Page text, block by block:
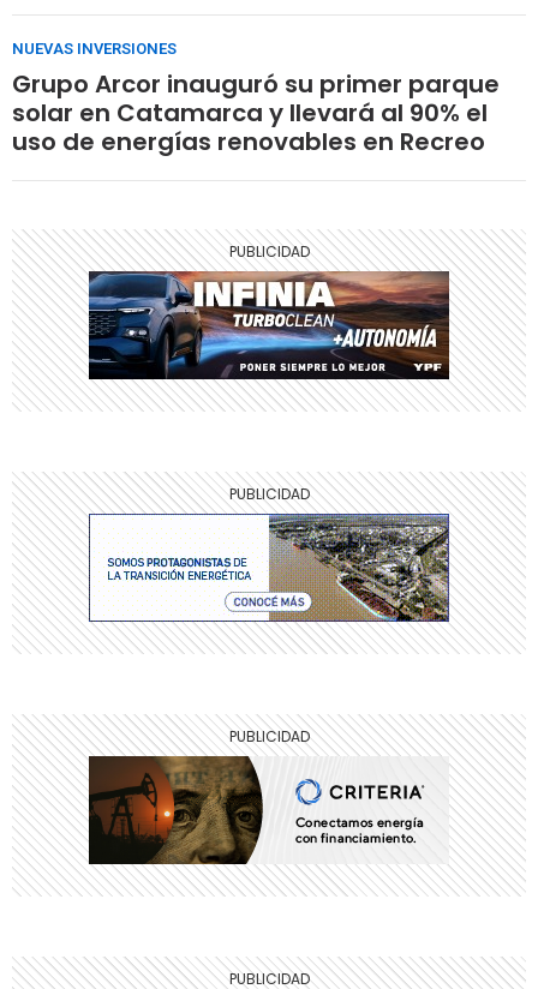
NUEVAS INVERSIONES
Grupo Arcor inauguró su primer parque
solar en Catamarca y llevará al 90% el
uso de energías renovables en Recreo